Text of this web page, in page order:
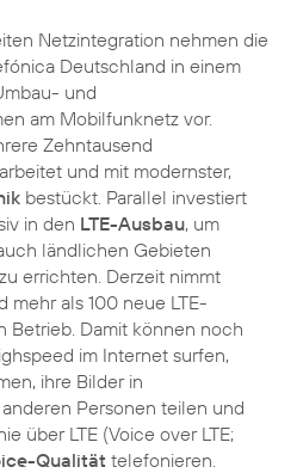
Netzintegration nehmen die
Deutschland in einem
und
am Mobilfunknetz vor.
Zehntausend
und mit modernster,
bestückt. Parallel investiert
in den LTE-Ausbau, um
ländlichen Gebieten
errichten. Derzeit nimmt
als 100 neue LTE-
Betrieb. Damit können noch
im Internet surfen,
ihre Bilder in
Personen teilen und
über LTE (Voice over LTE;
Qualität telefonieren.